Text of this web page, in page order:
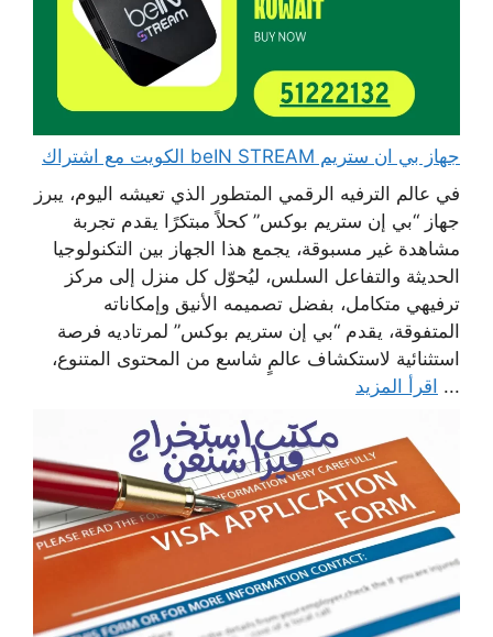
جهاز بي ان ستريم beIN STREAM الكويت مع اشتراك
في عالم الترفيه الرقمي المتطور الذي تعيشه اليوم، يبرز
جهاز “بي إن ستريم بوكس” كحلاً مبتكرًا يقدم تجربة
مشاهدة غير مسبوقة، يجمع هذا الجهاز بين التكنولوجيا
الحديثة والتفاعل السلس، ليُحوّل كل منزل إلى مركز
ترفيهي متكامل، بفضل تصميمه الأنيق وإمكاناته
المتفوقة، يقدم “بي إن ستريم بوكس” لمرتاديه فرصة
استثنائية لاستكشاف عالمٍ شاسع من المحتوى المتنوع،
... اقرأ المزيد